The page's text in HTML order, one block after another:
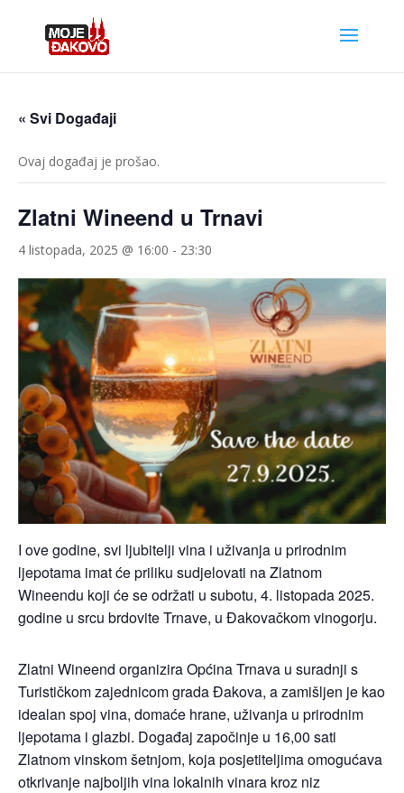
« Svi Događaji
Ovaj događaj je prošao.
Zlatni Wineend u Trnavi
4 listopada, 2025 @ 16:00 - 23:30
I ove godine, svi ljubitelji vina i uživanja u prirodnim
ljepotama imat će priliku sudjelovati na Zlatnom
Wineendu koji će se održati u subotu, 4. listopada 2025.
godine u srcu brdovite Trnave, u Đakovačkom vinogorju.
Zlatni Wineend organizira Općina Trnava u suradnji s
Turističkom zajednicom grada Đakova, a zamišljen je kao
idealan spoj vina, domaće hrane, uživanja u prirodnim
ljepotama i glazbi. Događaj započinje u 16,00 sati
Zlatnom vinskom šetnjom, koja posjetiteljima omogućava
otkrivanje najboljih vina lokalnih vinara kroz niz